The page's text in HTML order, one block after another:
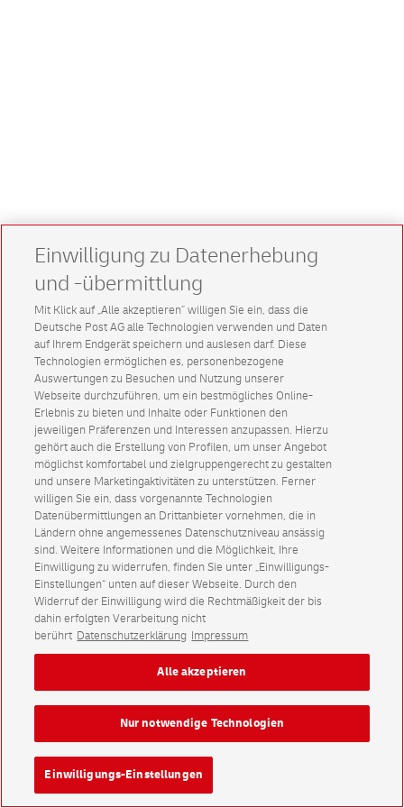
Einwilligung zu Datenerhebung
und -übermittlung
Mit Klick auf „Alle akzeptieren” willigen Sie ein, dass die
Deutsche Post AG alle Technologien verwenden und Daten
auf Ihrem Endgerät speichern und auslesen darf. Diese
Technologien ermöglichen es, personenbezogene
Auswertungen zu Besuchen und Nutzung unserer
Webseite durchzuführen, um ein bestmögliches Online-
Erlebnis zu bieten und Inhalte oder Funktionen den
jeweiligen Präferenzen und Interessen anzupassen. Hierzu
gehört auch die Erstellung von Profilen, um unser Angebot
möglichst komfortabel und zielgruppengerecht zu gestalten
und unsere Marketingaktivitäten zu unterstützen. Ferner
willigen Sie ein, dass vorgenannte Technologien
Datenübermittlungen an Drittanbieter vornehmen, die in
Ländern ohne angemessenes Datenschutzniveau ansässig
sind. Weitere Informationen und die Möglichkeit, Ihre
Einwilligung zu widerrufen, finden Sie unter „Einwilligungs-
Einstellungen“ unten auf dieser Webseite. Durch den
Widerruf der Einwilligung wird die Rechtmäßigkeit der bis
dahin erfolgten Verarbeitung nicht
berührt Datenschutzerklärung Impressum
Einwilligungs-Einstellungen
Nur notwendige Technologien
Alle akzeptieren